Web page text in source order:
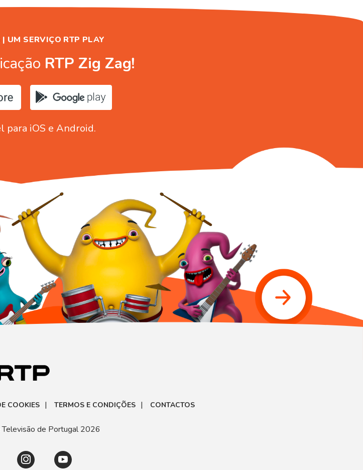
UM SERVIÇO RTP PLAY
RTP Zig Zag!
para iOS e Android.
COOKIES | TERMOS E CONDIÇÕES | CONTACTOS
de Portugal 2026